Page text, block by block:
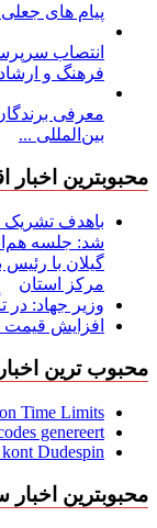
پیام های
انتصاب
فرهنگ و
معرفی
بین‌المللی ...
محبوبترین اخبار
باهدف تشریک
شد: جلسه
گیلان با
مركز استان
وزیر جهاد: در
افزایش
محبوب ترین
Time Limits
genereert
Dudespin
محبوبترین